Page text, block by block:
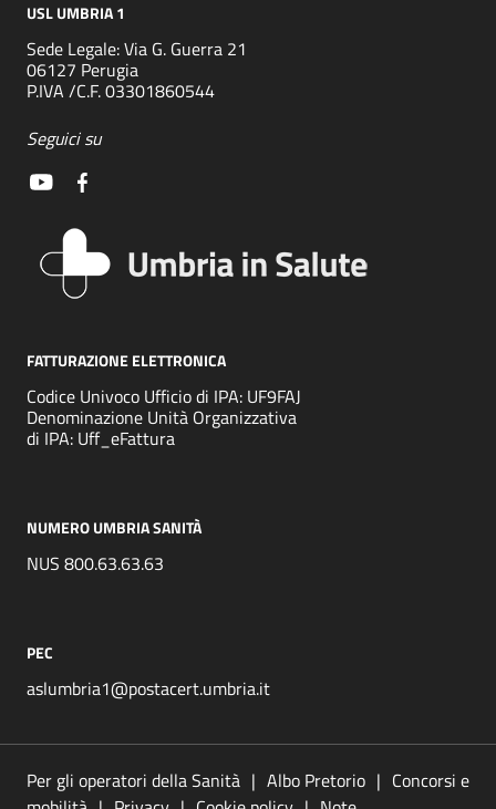
USL UMBRIA 1
Sede Legale: Via G. Guerra 21
06127 Perugia
P.IVA /C.F. 03301860544
Seguici su
FATTURAZIONE ELETTRONICA
Codice Univoco Ufficio di IPA: UF9FAJ
Denominazione Unità Organizzativa
di IPA: Uff_eFattura
NUMERO UMBRIA SANITÀ
NUS 800.63.63.63
PEC
aslumbria1@postacert.umbria.it
Per gli operatori della Sanità Albo Pretorio
Concorsi e